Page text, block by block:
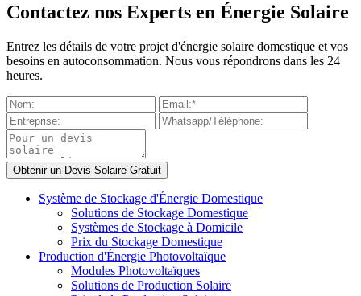
Contactez nos Experts en Énergie Solaire
Entrez les détails de votre projet d'énergie solaire domestique et vos
besoins en autoconsommation. Nous vous répondrons dans les 24
heures.
Système de Stockage d'Énergie Domestique
Solutions de Stockage Domestique
Systèmes de Stockage à Domicile
Prix du Stockage Domestique
Production d'Énergie Photovoltaïque
Modules Photovoltaïques
Solutions de Production Solaire